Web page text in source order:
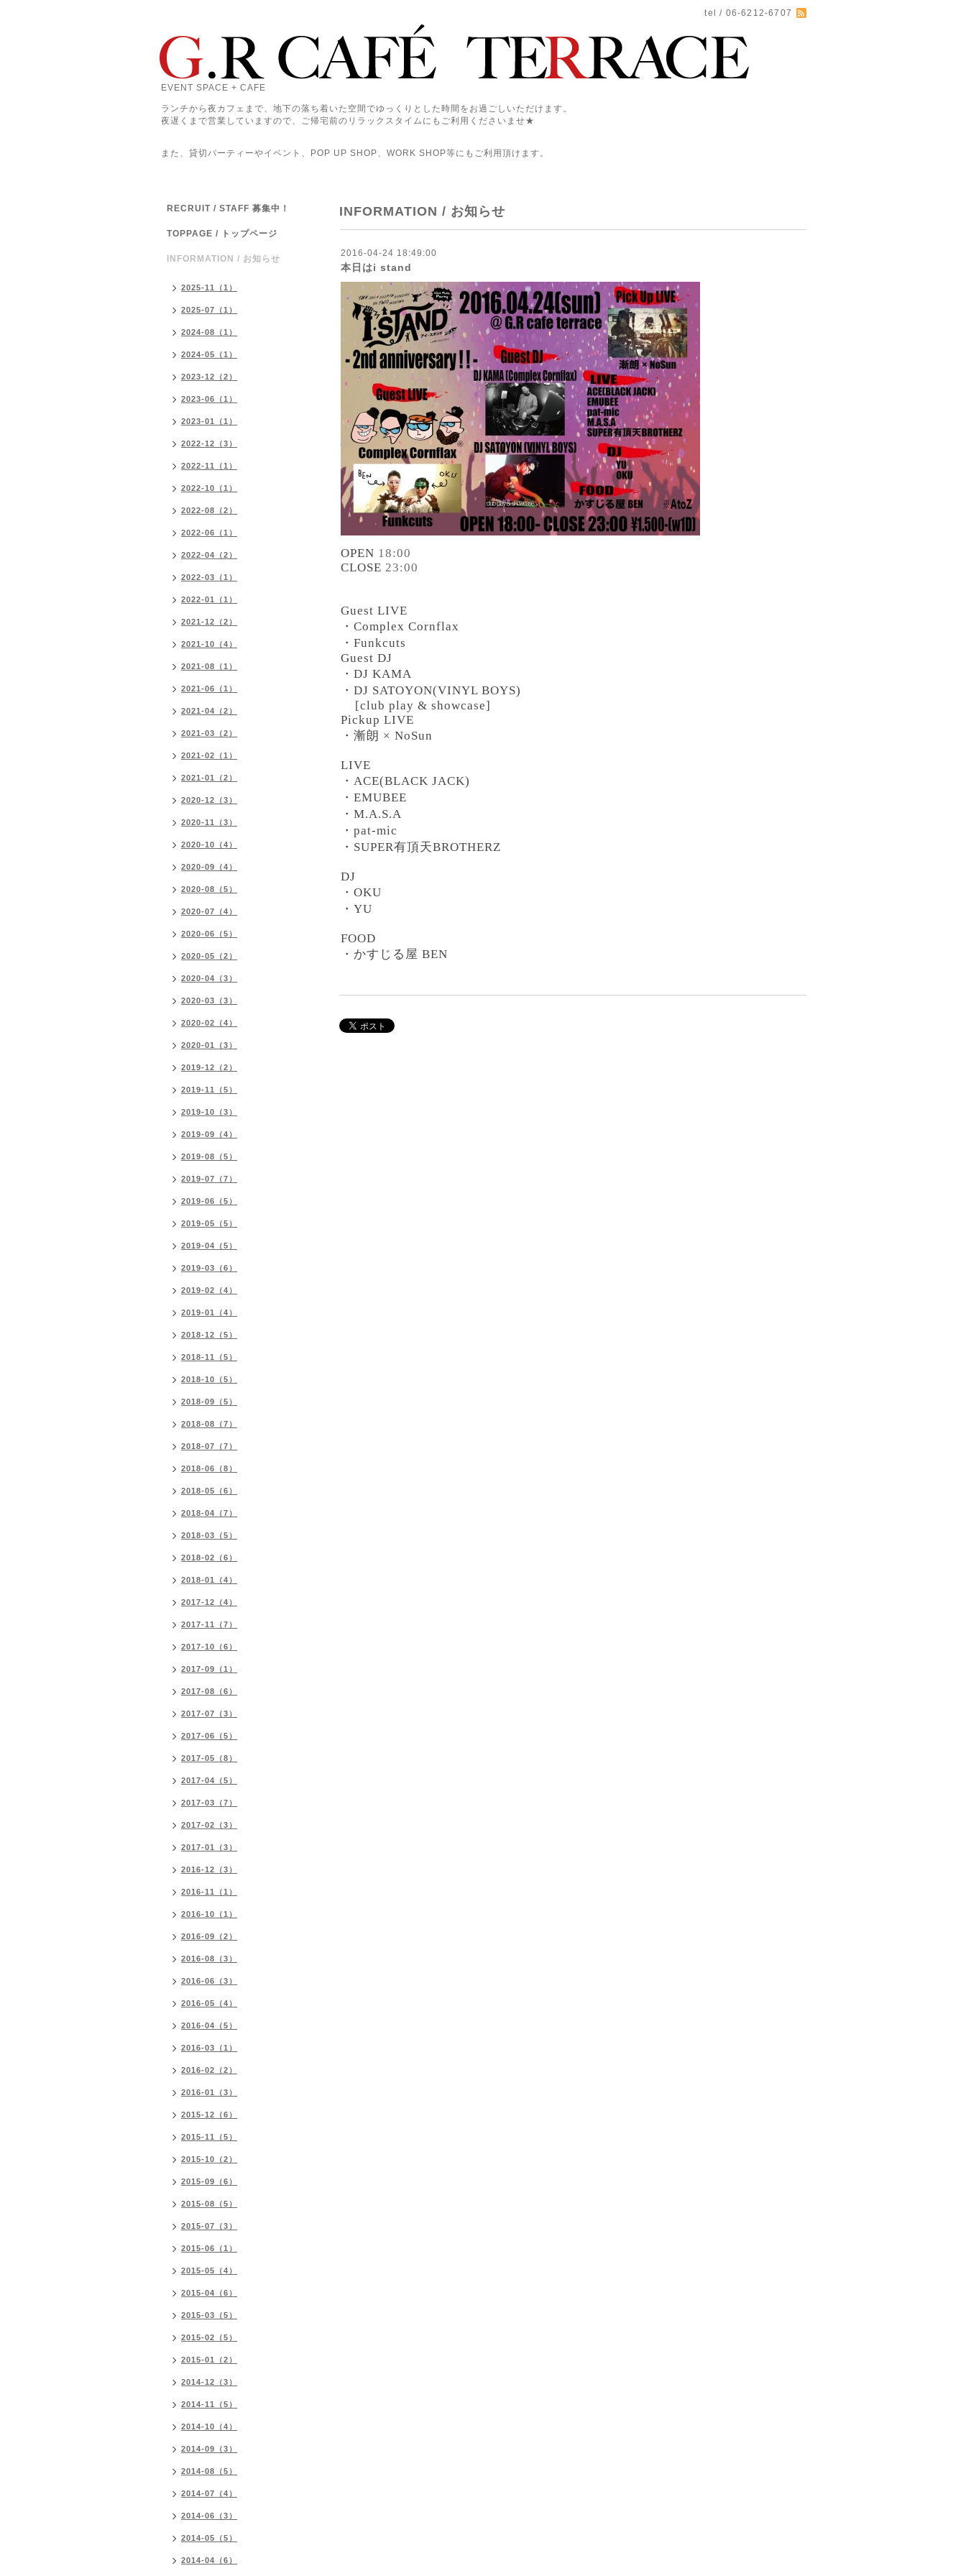
tel / 06-6212-6707
EVENT SPACE + CAFE
ランチから夜カフェまで、地下の落ち着いた空間でゆっくりとした時間をお過ごしいただけます。
夜遅くまで営業していますので、ご帰宅前のリラックスタイムにもご利用くださいませ★
また、貸切パーティーやイベント、POP UP SHOP、WORK SHOP等にもご利用頂けます。
INFORMATION / お知らせ
2016-04-24 18:49:00
本日はi stand
OPEN 18:00
CLOSE 23:00
Guest LIVE
・Complex Cornflax
・Funkcuts
Guest DJ
・DJ KAMA
・ DJ SATOYON(VINYL BOYS)
[club play & showcase]
Pickup LIVE
・漸朗 × NoSun
LIVE
・ACE(BLACK JACK)
・EMUBEE
・ M.A.S.A
・pat-mic
・SUPER有頂天BROTHERZ
DJ
・OKU
・YU
FOOD
・かすじる屋 BEN
RECRUIT / STAFF 募集中！
TOPPAGE / トップページ
INFORMATION / お知らせ
2025-11（1）
2025-07（1）
2024-08（1）
2024-05（1）
2023-12（2）
2023-06（1）
2023-01（1）
2022-12（3）
2022-11（1）
2022-10（1）
2022-08（2）
2022-06（1）
2022-04（2）
2022-03（1）
2022-01（1）
2021-12（2）
2021-10（4）
2021-08（1）
2021-06（1）
2021-04（2）
2021-03（2）
2021-02（1）
2021-01（2）
2020-12（3）
2020-11（3）
2020-10（4）
2020-09（4）
2020-08（5）
2020-07（4）
2020-06（5）
2020-05（2）
2020-04（3）
2020-03（3）
2020-02（4）
2020-01（3）
2019-12（2）
2019-11（5）
2019-10（3）
2019-09（4）
2019-08（5）
2019-07（7）
2019-06（5）
2019-05（5）
2019-04（5）
2019-03（6）
2019-02（4）
2019-01（4）
2018-12（5）
2018-11（5）
2018-10（5）
2018-09（5）
2018-08（7）
2018-07（7）
2018-06（8）
2018-05（6）
2018-04（7）
2018-03（5）
2018-02（6）
2018-01（4）
2017-12（4）
2017-11（7）
2017-10（6）
2017-09（1）
2017-08（6）
2017-07（3）
2017-06（5）
2017-05（8）
2017-04（5）
2017-03（7）
2017-02（3）
2017-01（3）
2016-12（3）
2016-11（1）
2016-10（1）
2016-09（2）
2016-08（3）
2016-06（3）
2016-05（4）
2016-04（5）
2016-03（1）
2016-02（2）
2016-01（3）
2015-12（6）
2015-11（5）
2015-10（2）
2015-09（6）
2015-08（5）
2015-07（3）
2015-06（1）
2015-05（4）
2015-04（6）
2015-03（5）
2015-02（5）
2015-01（2）
2014-12（3）
2014-11（5）
2014-10（4）
2014-09（3）
2014-08（5）
2014-07（4）
2014-06（3）
2014-05（5）
2014-04（6）